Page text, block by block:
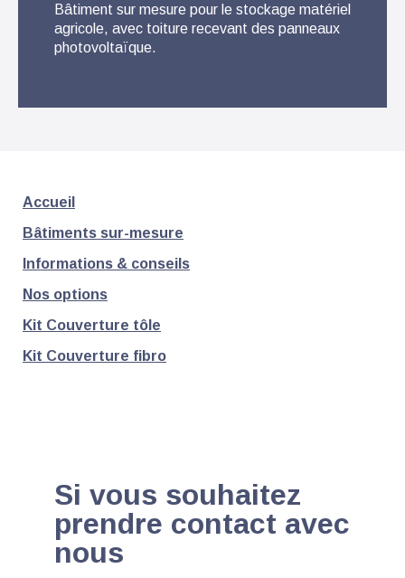
Bâtiment sur mesure pour le stockage matériel
agricole, avec toiture recevant des panneaux
photovoltaïque.
Accueil
Bâtiments sur-mesure
Informations & conseils
Nos options
Kit Couverture tôle
Kit Couverture fibro
Si vous souhaitez
prendre contact avec
nous